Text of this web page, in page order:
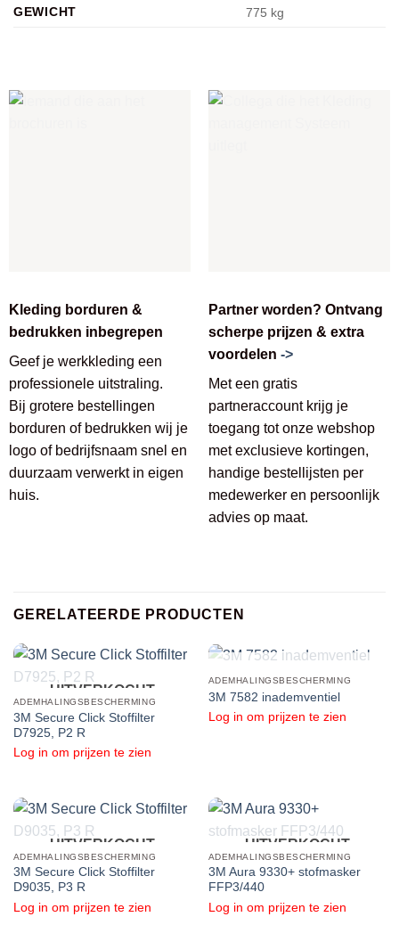
GEWICHT 775 kg
Kleding borduren &
bedrukken inbegrepen
Geef je werkkleding een
professionele uitstraling.
Bij grotere bestellingen
borduren of bedrukken wij je
logo of bedrijfsnaam snel en
duurzaam verwerkt in eigen
huis.
Partner worden? Ontvang
scherpe prijzen & extra
voordelen ->
Met een gratis
partneraccount krijg je
toegang tot onze webshop
met exclusieve kortingen,
handige bestellijsten per
medewerker en persoonlijk
advies op maat.
GERELATEERDE PRODUCTEN
UITVERKOCHT
ADEMHALINGSBESCHERMING
3M Secure Click Stoffilter
D7925, P2 R
Log in om prijzen te zien
UITVERKOCHT
ADEMHALINGSBESCHERMING
3M 7582 inademventiel
Log in om prijzen te zien
UITVERKOCHT
ADEMHALINGSBESCHERMING
3M Secure Click Stoffilter
D9035, P3 R
Log in om prijzen te zien
UITVERKOCHT
ADEMHALINGSBESCHERMING
3M Aura 9330+ stofmasker
FFP3/440
Log in om prijzen te zien